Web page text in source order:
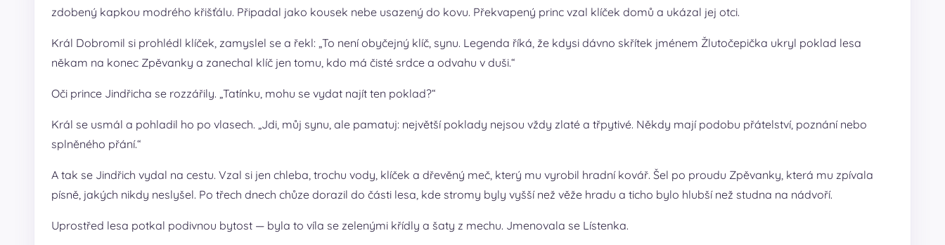
zdobený kapkou modrého křišťálu. Připadal jako kousek nebe usazený do kovu. Překvapený princ vzal klíček domů a ukázal jej otci.
Král Dobromil si prohlédl klíček, zamyslel se a řekl: „To není obyčejný klíč, synu. Legenda říká, že kdysi dávno skřítek jménem Žlutočepička ukryl poklad lesa
někam na konec Zpěvanky a zanechal klíč jen tomu, kdo má čisté srdce a odvahu v duši.“
Oči prince Jindřicha se rozzářily. „Tatínku, mohu se vydat najít ten poklad?“
Král se usmál a pohladil ho po vlasech. „Jdi, můj synu, ale pamatuj: největší poklady nejsou vždy zlaté a třpytivé. Někdy mají podobu přátelství, poznání nebo
splněného přání.“
A tak se Jindřich vydal na cestu. Vzal si jen chleba, trochu vody, klíček a dřevěný meč, který mu vyrobil hradní kovář. Šel po proudu Zpěvanky, která mu zpívala
písně, jakých nikdy neslyšel. Po třech dnech chůze dorazil do části lesa, kde stromy byly vyšší než věže hradu a ticho bylo hlubší než studna na nádvoří.
Uprostřed lesa potkal podivnou bytost — byla to víla se zelenými křídly a šaty z mechu. Jmenovala se Lístenka.